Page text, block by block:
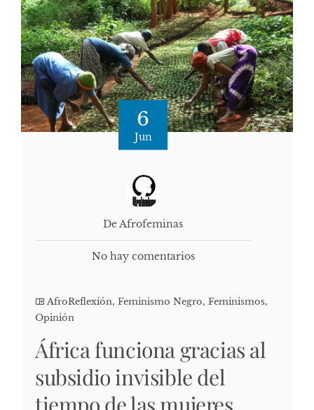
6
Jun
De Afrofeminas
No hay comentarios
AfroReflexión, Feminismo Negro, Feminismos,
Opinión
África funciona gracias al
subsidio invisible del
tiempo de las mujeres